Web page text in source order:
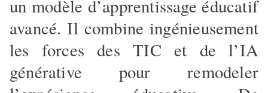
un modèle d’apprentissage éducatif
avancé. Il combine ingénieusement
les forces des TIC et de l’IA
générative pour remodeler